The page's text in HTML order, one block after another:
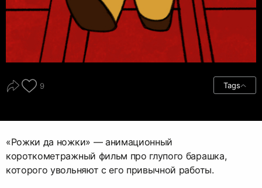
9 Tags
«Рожки да ножки» — анимационный
короткометражный фильм про глупого барашка,
которого увольняют с его привычной работы.